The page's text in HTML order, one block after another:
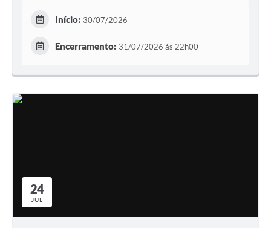
Início: 30/07/2026
Encerramento: 31/07/2026 às 22h00
24
JUL